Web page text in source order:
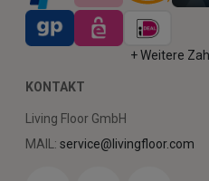
+ Weitere
KONTAKT
Living Floor GmbH
MAIL: service@livingfloor.com